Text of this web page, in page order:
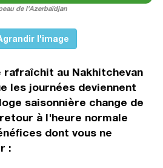
de l'Azerbaïdjan
l'image
rafraîchit au Nakhitchevan
les journées deviennent
saisonnière change de
à l'heure normale
dont vous ne
: